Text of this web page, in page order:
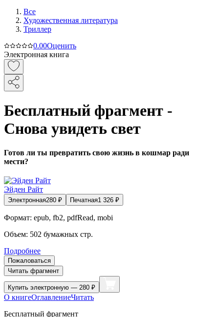
Все
Художественная литература
Триллер
0.00Оценить
Электронная книга
Бесплатный фрагмент -
Снова увидеть свет
Готов ли ты превратить свою жизнь в кошмар ради
мести?
Эйден Райт
Электронная280 ₽ Печатная1 326 ₽
Формат: epub, fb2, pdfRead, mobi
Объем: 502 бумажных стр.
Подробнее
Пожаловаться
Читать фрагмент
Купить электронную — 280 ₽
О книгеОглавлениеЧитать
Бесплатный фрагмент